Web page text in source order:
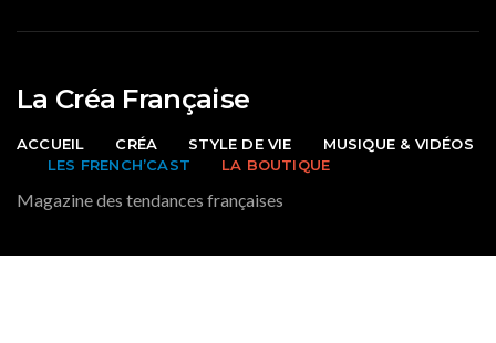
La Créa Française
ACCUEIL CRÉA STYLE DE VIE
MUSIQUE & VIDÉOS
LES FRENCH’CAST
LA BOUTIQUE
Magazine des tendances françaises